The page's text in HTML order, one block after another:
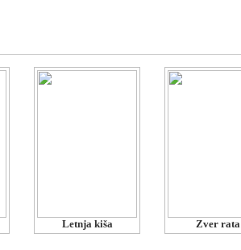
Letnja kiša Zver rata